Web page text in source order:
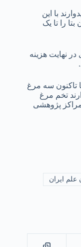
با این
را تا یک
در نهایت هزینه
تاکنون سه مرغ
تخم مرغ
پژوهشی
علم ایران